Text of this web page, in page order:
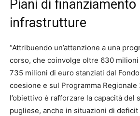
Piani di finanziamento
infrastrutture
“Attribuendo un’attenzione a una
corso, che coinvolge oltre 630
735 milioni di euro stanziati dal
coesione e sul Programma Regionale
l’obiettivo è rafforzare la capacità del
pugliese, anche in situazioni di